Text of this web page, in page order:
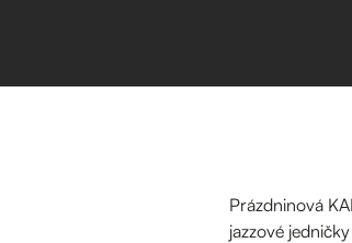
Prázdninová
jazzové